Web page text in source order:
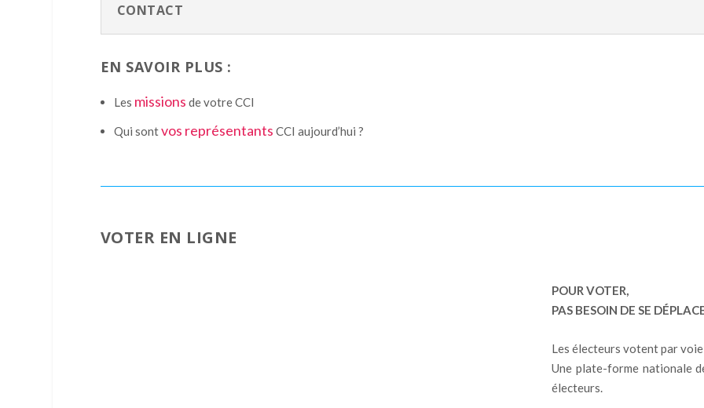
CONTACT
EN SAVOIR PLUS :
Les missions de votre CCI
Qui sontvos représentants CCI aujourd’hui ?
VOTER EN LIGNE
POUR VOTER,
PAS BESOIN DE SE
Les électeurs votent par
Une plate-forme nationale
électeurs.